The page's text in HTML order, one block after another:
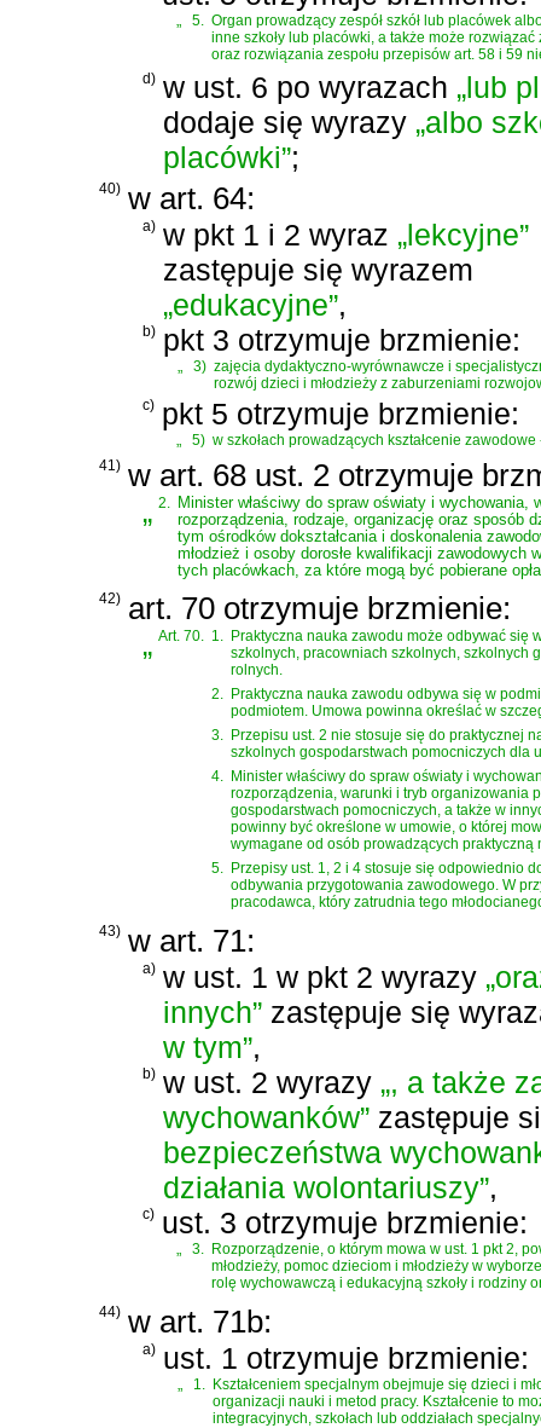
„ 5. Organ prowadzący zespół szkół lub placówek
inne szkoły lub placówki, a także może rozwiązać
oraz rozwiązania zespołu przepisów art. 58 i 59
d) w ust. 6 po wyrazach „lub
dodaje się wyrazy „albo
placówki”;
40) w art. 64:
a) w pkt 1 i 2 wyraz „lekcyjne”
zastępuje się wyrazem
„edukacyjne”,
b) pkt 3 otrzymuje brzmienie:
„ 3) zajęcia dydaktyczno-wyrównawcze i
rozwój dzieci i młodzieży z zaburzeniami
c) pkt 5 otrzymuje brzmienie:
5) w szkołach prowadzących kształcenie
41) w art. 68 ust. 2 otrzymuje
„2.
Minister właściwy do spraw oświaty i
rozporządzenia, rodzaje, organizację oraz sposób
tym ośrodków dokształcania i doskonalenia
młodzież i osoby dorosłe kwalifikacji
tych placówkach, za które mogą być pobierane
42) art. 70 otrzymuje brzmienie:
„Art. 70. 1. Praktyczna nauka zawodu może odbywać się
szkolnych, pracowniach szkolnych, szkolnych
rolnych.
2. Praktyczna nauka zawodu odbywa się w
podmiotem. Umowa powinna określać w
3. Przepisu ust. 2 nie stosuje się do praktycznej
szkolnych gospodarstwach pomocniczych dla
4. Minister właściwy do spraw oświaty i
rozporządzenia, warunki i tryb organizowania
gospodarstwach pomocniczych, a także w
powinny być określone w umowie, o której
wymagane od osób prowadzących
5. Przepisy ust. 1, 2 i 4 stosuje się odpowiednio
odbywania przygotowania zawodowego. W
pracodawca, który zatrudnia tego
43) w art. 71:
a) w ust. 1 w pkt 2 wyrazy
innych” zastępuje się
w tym”,
b) w ust. 2 wyrazy „, a także
wychowanków” zastępuje
bezpieczeństwa
działania wolontariuszy”,
c) ust. 3 otrzymuje brzmienie:
„ 3. Rozporządzenie, o którym mowa w ust. 1 pkt 2,
młodzieży, pomoc dzieciom i młodzieży w
rolę wychowawczą i edukacyjną szkoły i rodziny
44) w art. 71b:
a) ust. 1 otrzymuje brzmienie:
1.
Kształceniem specjalnym obejmuje się dzieci i
organizacji nauki i metod pracy. Kształcenie to
integracyjnych, szkołach lub oddziałach